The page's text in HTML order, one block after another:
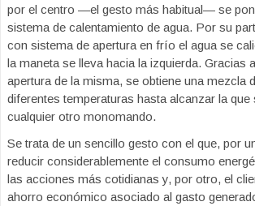
por el centro —el gesto más habitual— se
sistema de calentamiento de agua. Por su
con sistema de apertura en frío el agua se
la maneta se lleva hacia la izquierda. Gracias
apertura de la misma, se obtiene una mezcla
diferentes temperaturas hasta alcanzar la
cualquier otro monomando.
Se trata de un sencillo gesto con el que, por
reducir considerablemente el consumo
las acciones más cotidianas y, por otro, el
ahorro económico asociado al gasto